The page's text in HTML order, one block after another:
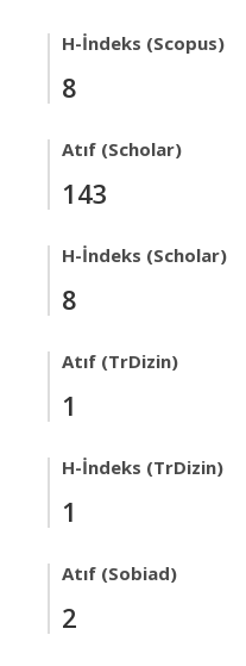
H-İndeks (Scopus)
8
Atıf (Scholar)
143
H-İndeks (Scholar)
8
Atıf (TrDizin)
1
H-İndeks (TrDizin)
1
Atıf (Sobiad)
2